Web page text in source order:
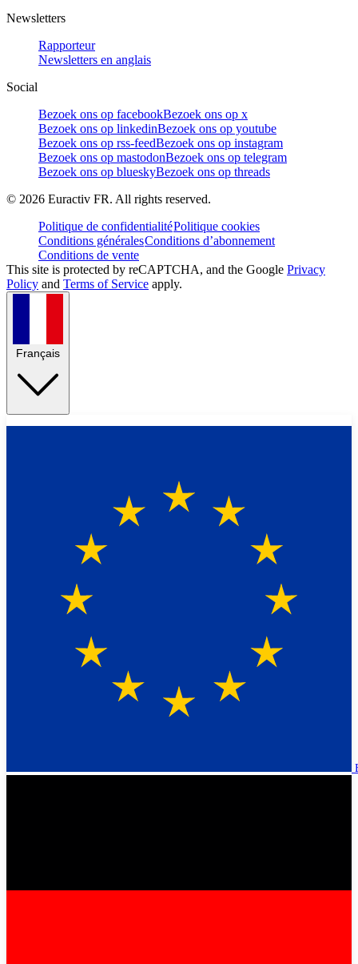
Newsletters
Rapporteur
Newsletters en anglais
Social
Bezoek ons op facebookBezoek ons op x
Bezoek ons op linkedinBezoek ons op youtube
Bezoek ons op rss-feedBezoek ons op instagram
Bezoek ons op mastodonBezoek ons op telegram
Bezoek ons op blueskyBezoek ons op threads
© 2026 Euractiv FR. All rights reserved.
Politique de confidentialitéPolitique cookies
Conditions généralesConditions d’abonnement
Conditions de vente
This site is protected by reCAPTCHA, and the Google Privacy
Policy and Terms of Service apply.
Français